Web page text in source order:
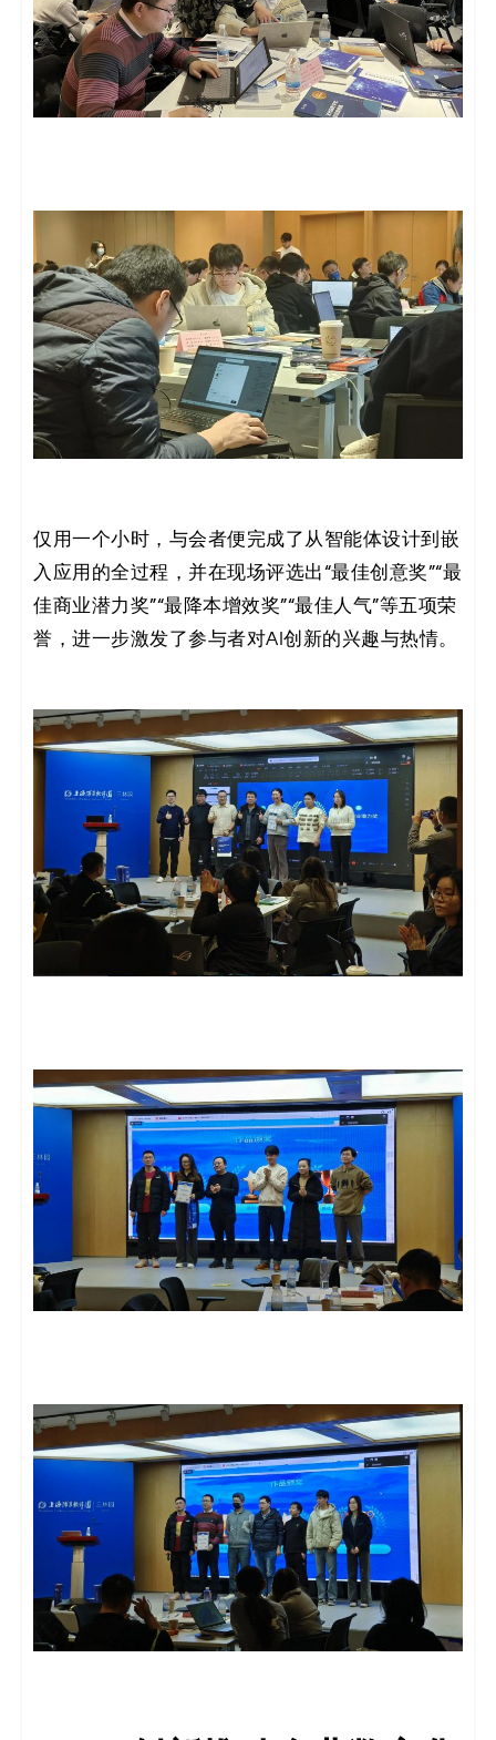
仅用一个小时，与会者便完成了从智能体设计到嵌
入应用的全过程，并在现场评选出“最佳创意奖”“最
佳商业潜力奖”“最降本增效奖”“最佳人气”等五项荣
誉，进一步激发了参与者对AI创新的兴趣与热情。